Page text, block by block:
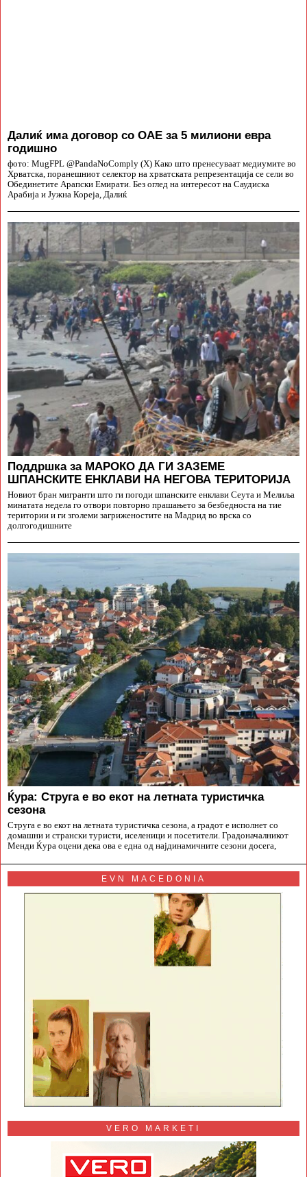
Далиќ има договор со ОАЕ за 5 милиони евра
годишно
фото: MugFPL @PandaNoComply (X) Како што пренесуваат медиумите во
Хрватска, поранешниот селектор на хрватската репрезентација се сели во
Обединетите Арапски Емирати. Без оглед на интересот на Саудиска
Арабија и Јужна Кореја, Далиќ
Поддршка за МАРОКО ДА ГИ ЗАЗЕМЕ
ШПАНСКИТЕ ЕНКЛАВИ НА НЕГОВА ТЕРИТОРИЈА
Новиот бран мигранти што ги погоди шпанските енклави Сеута и Мелиља
минатата недела го отвори повторно прашањето за безбедноста на тие
територии и ги зголеми загриженостите на Мадрид во врска со
долгогодишните
Ќура: Струга е во екот на летната туристичка
сезона
Струга е во екот на летната туристичка сезона, а градот е исполнет со
домашни и странски туристи, иселеници и посетители. Градоначалникот
Менди Ќура оцени дека ова е една од најдинамичните сезони досега,
EVN MACEDONIA
VERO MARKETI